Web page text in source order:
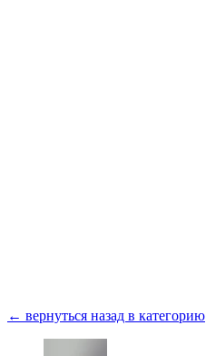
← вернуться назад в категорию